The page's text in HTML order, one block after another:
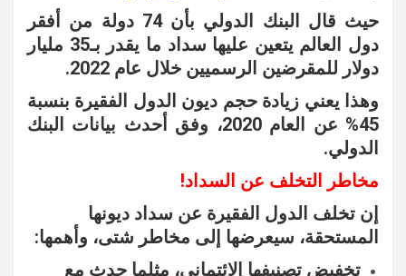
حيث قال البنك الدولي بأن 74 دولة من أفقر
دول العالم يتعين عليها سداد ما يقدر بـ35 مليار
دولار للمقرضين الرسميين خلال عام 2022.
وهذا يعني زيادة حجم ديون الدول الفقيرة بنسبة
45% عن العام 2020، وفق أحدث بيانات البنك
الدولي.
مخاطر التخلف عن السداد!
إن تخلف الدول الفقيرة عن سداد ديونها
المستحقة، سيعرضها إلى مخاطر شتى، وأهمها:
تخفيض تصنيفها الائتماني، مثلما حدث مع